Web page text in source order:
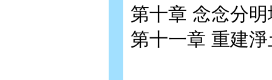
第十章 念念分
第十一章 重建淨